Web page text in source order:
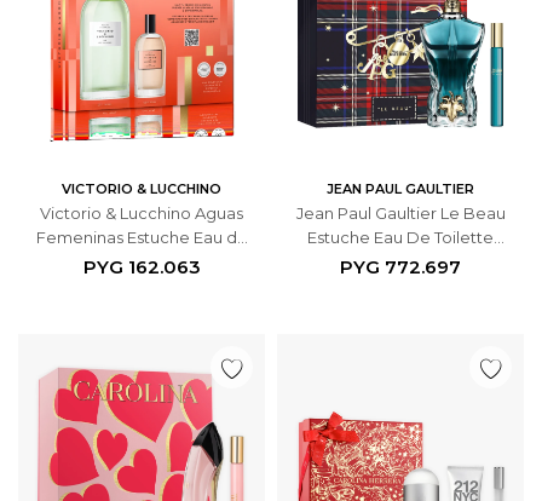
VICTORIO & LUCCHINO
Victorio & Lucchino Aguas
Femeninas Estuche Eau de
Toillette N°3 150ml + Eau de
PYG 162.063
JEAN PAUL GAULTIER
Jean Paul Gaultier Le Beau
Estuche Eau De Toilette
125ml +10ml - Masculino
PYG 772.697